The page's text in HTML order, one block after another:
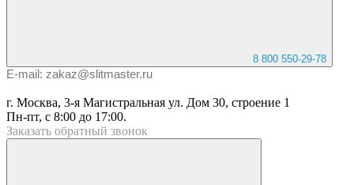
8 800 550-29-78
E-mail: zakaz@slitmaster.ru
г. Москва, 3-я Магистральная ул. Дом 30, строение 1
Пн-пт, с 8:00 до 17:00.
Заказать обратный звонок